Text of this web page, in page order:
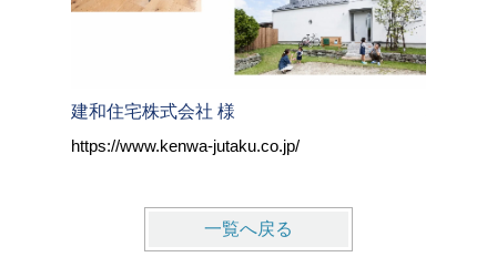
建和住宅株式会社 様
https://www.kenwa-jutaku.co.jp/
一覧へ戻る